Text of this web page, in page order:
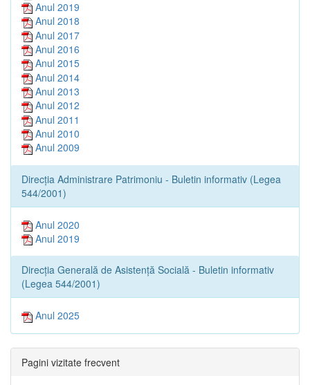
Anul 2019
Anul 2018
Anul 2017
Anul 2016
Anul 2015
Anul 2014
Anul 2013
Anul 2012
Anul 2011
Anul 2010
Anul 2009
Direcția Administrare Patrimoniu - Buletin informativ (Legea
544/2001)
Anul 2020
Anul 2019
Direcția Generală de Asistență Socială - Buletin informativ
(Legea 544/2001)
Anul 2025
Pagini vizitate frecvent